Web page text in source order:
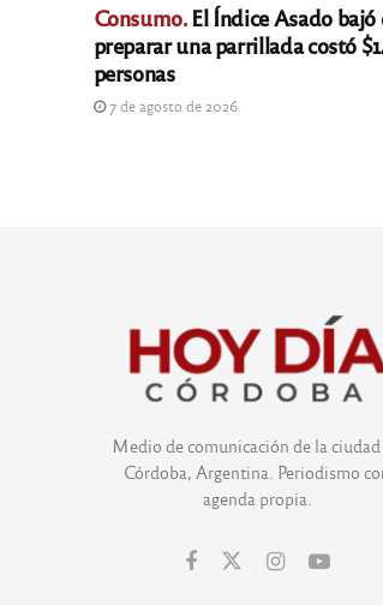
Consumo.El Índice Asado bajó
preparar una parrillada costó
personas
7 de agosto de 2026
Medio de comunicación de la
Córdoba, Argentina. Periodismo
agenda propia.